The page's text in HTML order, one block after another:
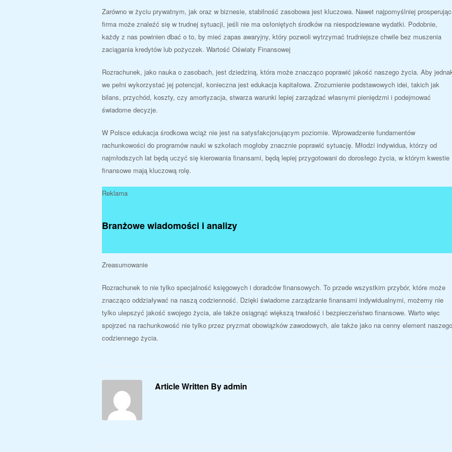
Zarówno w życiu prywatnym, jak oraz w biznesie, stabilność zasobowa jest kluczowa. Nawet najpomyślniej
firma może znaleźć się w trudnej sytuacji, jeśli nie ma osłoniętych środków na niespodziewane wydatki. Podobnie,
każdy z nas powinien dbać o to, by mieć zapas awaryjny, który pozwoli wytrzymać trudniejsze chwile bez muszenia
zaciągania kredytów lub pożyczek. Wartość Oświaty Finansowej
Rozrachunek, jako nauka o zasobach, jest dziedziną, która może znacząco poprawić jakość naszego życia. Aby
we pełni wykorzystać jej potencjał, konieczna jest edukacja kapitałowa. Zrozumienie podstawowych idei, takich jak
bilans, przychód, koszty, czy amortyzacja, stwarza warunki lepiej zarządzać własnymi pieniędzmi i podejmować
świadome decyzje.
W Polsce edukacja środkowa wciąż nie jest na satysfakcjonującym poziomie. Wprowadzenie fundamentów
rachunkowości do programów nauki w szkołach mogłoby znacznie poprawić sytuację. Młodzi indywidua, którzy od
najmłodszych lat będą uczyć się kierowania finansami, będą lepiej przygotowani do dorosłego życia, w którym kwestie
finansowe mają kluczową rolę.
Reklama
Branżowe wiadomości i analizy
Zreasumowanie
Rozrachunek to nie tylko specjalność księgowych i doradców finansowych. To przede wszystkim przybór, które może
znacząco oddziaływać na naszą codzienność. Dzięki świadome zarządzanie finansami indywidualnymi, możemy nie
tylko ulepszyć jakość swojego życia, ale także osiągnąć większą trwałość i bezpieczeństwo finansowe. Warto więc
spojrzeć na rachunkowość nie tylko przez pryzmat obowiązków zawodowych, ale także jako na cenny element naszego
codziennego życia.
Article Written By admin